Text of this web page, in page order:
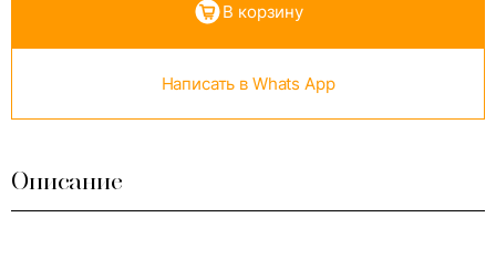
В корзину
Написать в Whats App
Описание